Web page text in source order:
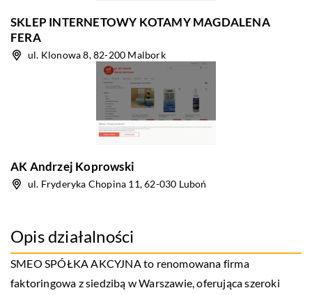
SKLEP INTERNETOWY KOTAMY MAGDALENA
FERA
ul. Klonowa 8, 82-200 Malbork
AK Andrzej Koprowski
ul. Fryderyka Chopina 11, 62-030 Luboń
Opis działalności
SMEO SPÓŁKA AKCYJNA to renomowana firma
faktoringowa z siedzibą w Warszawie, oferująca szeroki